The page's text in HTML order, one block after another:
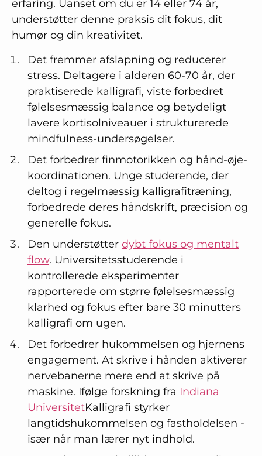
erfaring. Uanset om du er 14 eller 74 år,
understøtter denne praksis dit fokus, dit
humør og din kreativitet.
Det fremmer afslapning og reducerer
stress. Deltagere i alderen 60-70 år, der
praktiserede kalligrafi, viste forbedret
følelsesmæssig balance og betydeligt
lavere kortisolniveauer i strukturerede
mindfulness-undersøgelser.
Det forbedrer finmotorikken og hånd-øje-
koordinationen. Unge studerende, der
deltog i regelmæssig kalligrafitræning,
forbedrede deres håndskrift, præcision og
generelle fokus.
Den understøtter dybt fokus og mentalt
flow. Universitetsstuderende i
kontrollerede eksperimenter
rapporterede om større følelsesmæssig
klarhed og fokus efter bare 30 minutters
kalligrafi om ugen.
Det forbedrer hukommelsen og hjernens
engagement. At skrive i hånden aktiverer
nervebanerne mere end at skrive på
maskine. Ifølge forskning fra Indiana
UniversitetKalligrafi styrker
langtidshukommelsen og fastholdelsen -
især når man lærer nyt indhold.